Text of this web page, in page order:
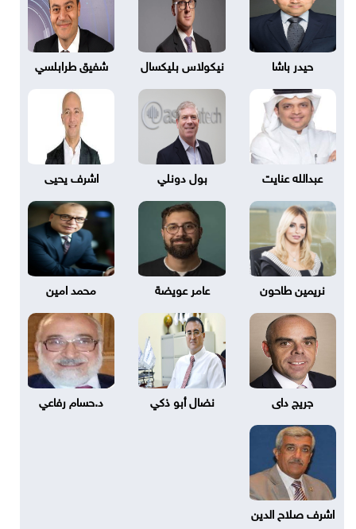
حيدر باشا نيكولاس بليكسال شفيق طرابلسي
عبدالله عنايت بول دونلي اشرف يحيى
نريمين طاحون عامر عويضة محمد امين
جريج داى نضال أبو ذكي د.حسام رفاعي
اشرف صلاح الدين